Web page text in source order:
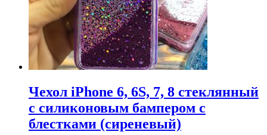
Чехол iPhone 6, 6S, 7, 8 стеклянный
с силиконовым бампером с
блестками (сиреневый)